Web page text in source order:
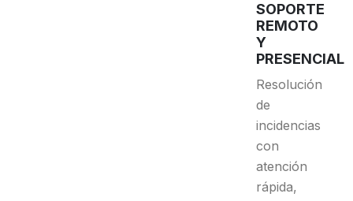
SOPORTE
REMOTO
Y
PRESENCIAL
Resolución
de
incidencias
con
atención
rápida,